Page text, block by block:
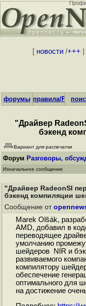
[ новости/+++
форумы правила/FAQ
"Драйвер
бэкенд
Вариант для распечатки
Форум Разговоры,
Изначальное сообщение
"Драйвер RadeonSI
бэкенд компиляции
Сообщение от
Marek Olšák,
AMD, добавил в
переводящее
умолчанию
шейдеров NIR и
развиваемого
компилятору
обеспечение
оптимального для
на достижение